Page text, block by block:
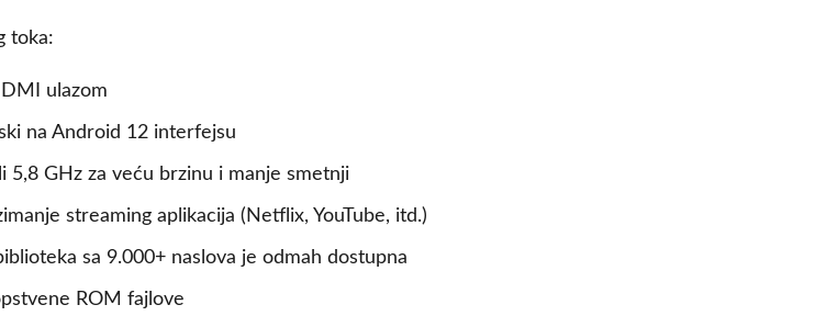
toka:
ulazom
na Android 12 interfejsu
5,8 GHz za veću brzinu i manje smetnji
streaming aplikacija (Netflix, YouTube, itd.)
sa 9.000+ naslova je odmah dostupna
ROM fajlove